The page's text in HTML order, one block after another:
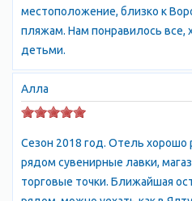
с живописными скалами, выше
форм и размеров, а над ними
сказочный замок Ай-Петри.
рекреационным потенциалом.
мягкого климата,
горного воздуха, напоенного
Крымского полуострова. Город
поэтому здесь легко дышится
морской бриз хорошо освежает
местоположение, близко к
пляжам. Нам понравилось все,
детьми.
Алла
Сезон 2018 год. Отель хорошо
рядом сувенирные лавки,
торговые точки. Ближайшая